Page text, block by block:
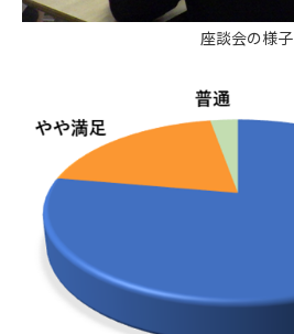
座談会の様子